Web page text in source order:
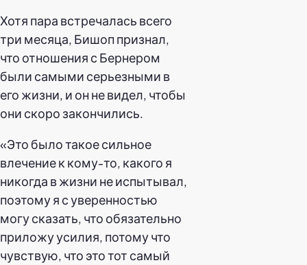
Хотя пара встречалась всего
три месяца, Бишоп признал,
что отношения с Бернером
были самыми серьезными в
его жизни, и он не видел, чтобы
они скоро закончились.
«Это было такое сильное
влечение к кому-то, какого я
никогда в жизни не испытывал,
поэтому я с уверенностью
могу сказать, что обязательно
приложу усилия, потому что
чувствую, что это тот самый